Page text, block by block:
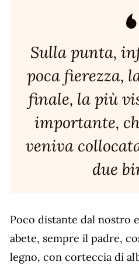
Sulla punta,
poca fierezza,
finale, la più
importante,
veniva
due
Poco distante dal nostro
abete, sempre il padre,
legno, con corteccia di